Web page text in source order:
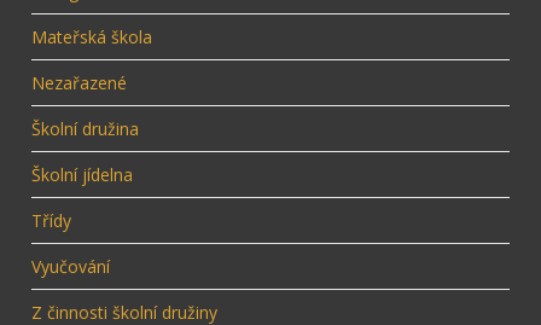
Mateřská škola
Nezařazené
Školní družina
Školní jídelna
Třídy
Vyučování
Z činnosti školní družiny